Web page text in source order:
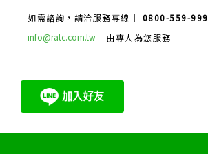
如需諮詢，請洽服務專線｜ 0800-559-999
info@ratc.com.tw
由專人為您服務